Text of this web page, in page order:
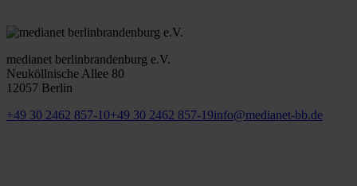
medianet berlinbrandenburg e.V.
Neuköllnische Allee 80
12057 Berlin
+49 30 2462 857-10+49 30 2462 857-19info@medianet-bb.de